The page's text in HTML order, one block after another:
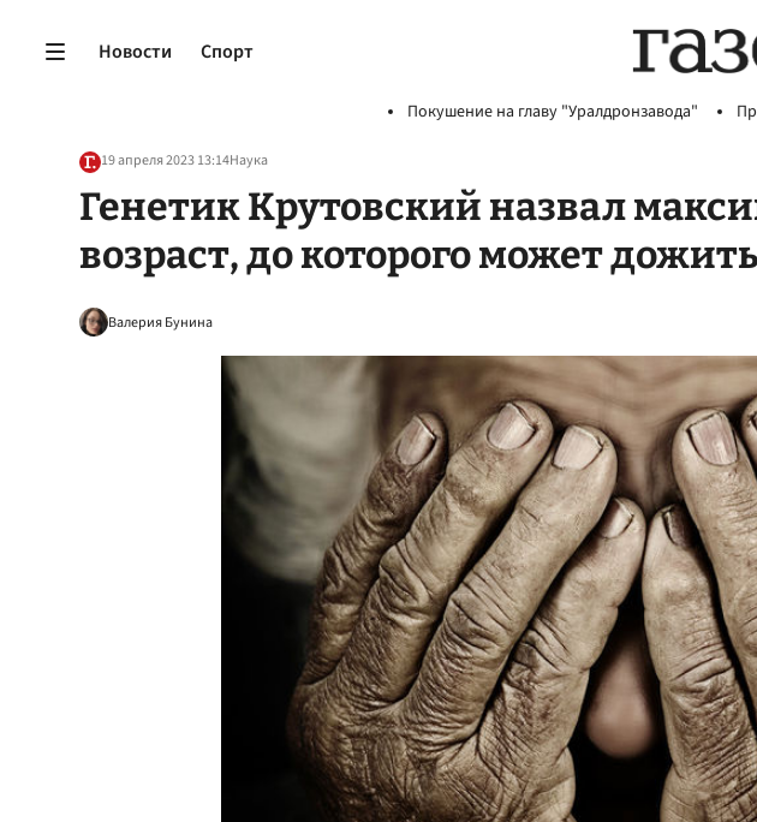
Новости Спорт
Покушение на главу "Уралдронзавода"
19 апреля 2023 13:14Наука
Генетик Крутовский назвал
возраст, до которого может
Валерия Бунина